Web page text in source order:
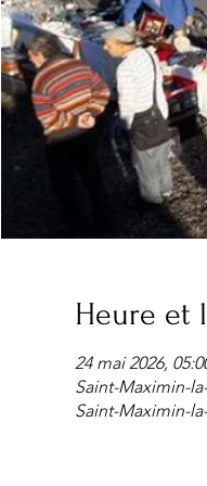
Heure et
24 mai 2026,
Saint-Maximin-
Saint-Maximin-